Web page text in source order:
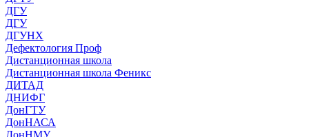
ДГУ
ДГУ
ДГУНХ
Дефектология Проф
Дистанционная школа
Дистанционная школа Феникс
ДИТАД
ДНИФГ
ДонГТУ
ДонНАСА
ДонНМУ